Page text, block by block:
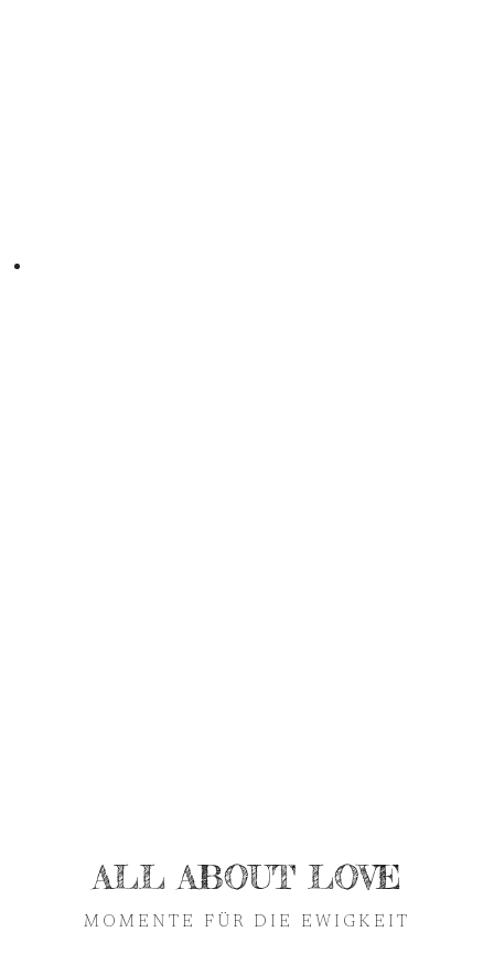
ALL ABOUT LOVE
MOMENTE FÜR DIE EWIGKEIT